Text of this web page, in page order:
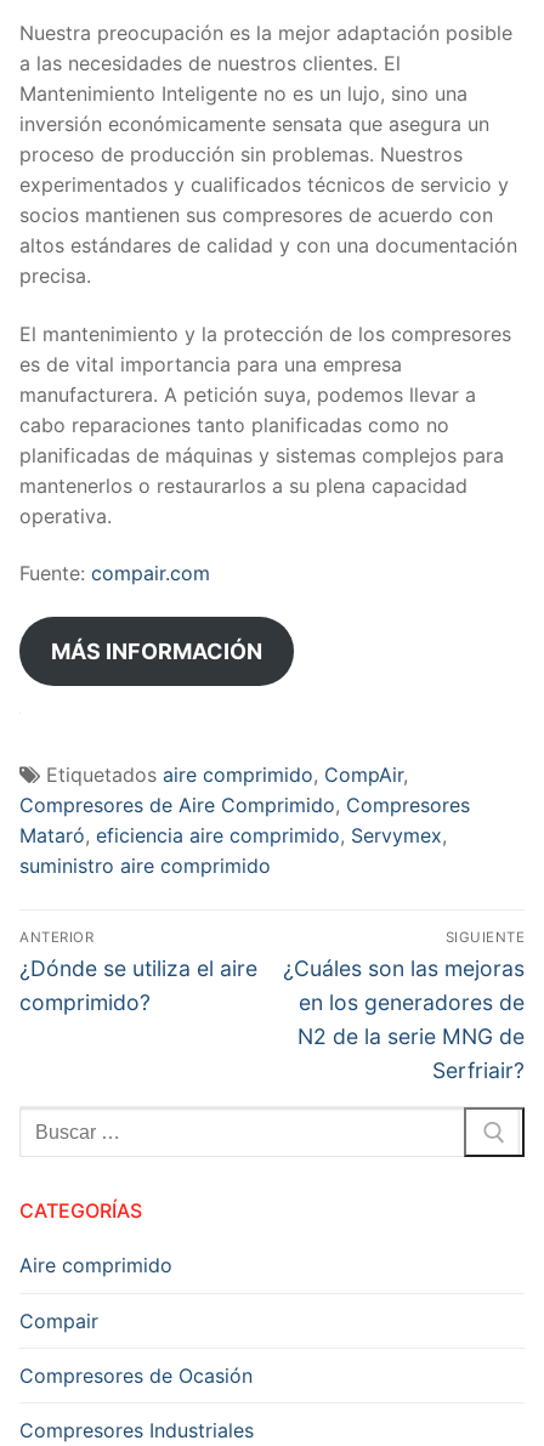
Nuestra preocupación es la mejor adaptación posible
a las necesidades de nuestros clientes. El
Mantenimiento Inteligente no es un lujo, sino una
inversión económicamente sensata que asegura un
proceso de producción sin problemas. Nuestros
experimentados y cualificados técnicos de servicio y
socios mantienen sus compresores de acuerdo con
altos estándares de calidad y con una documentación
precisa.
El mantenimiento y la protección de los compresores
es de vital importancia para una empresa
manufacturera. A petición suya, podemos llevar a
cabo reparaciones tanto planificadas como no
planificadas de máquinas y sistemas complejos para
mantenerlos o restaurarlos a su plena capacidad
operativa.
Fuente: compair.com
MÁS INFORMACIÓN
mejorar
la
eficiencia
suministro
aire
Description
mejorar
eficiencia
Etiquetados aire comprimido, CompAir,
Compresores de Aire Comprimido, Compresores
Mataró, eficiencia aire comprimido, Servymex,
suministro aire comprimido
Navegación
de
entradas
ANTERIOR
Entrada
anterior:
¿Dónde se utiliza el aire
comprimido?
SIGUIENTE
Entrada
siguiente:
¿Cuáles son las mejoras
en los generadores de
N2 de la serie MNG de
Serfriair?
Buscar:
CATEGORÍAS
Aire comprimido
Compair
Compresores de Ocasión
Compresores Industriales